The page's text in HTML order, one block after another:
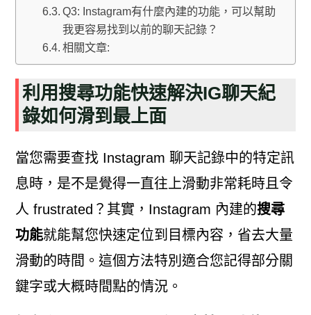
Q3: Instagram有什麼內建的功能，可以幫助
我更容易找到以前的聊天記錄？
相關文章:
利用搜尋功能快速解決IG聊天紀
錄如何滑到最上面
當您需要查找 Instagram 聊天記錄中的特定訊
息時，是不是覺得一直往上滑動非常耗時且令
人 frustrated？其實，Instagram 內建的搜尋
功能就能幫您快速定位到目標內容，省去大量
滑動的時間。這個方法特別適合您記得部分關
鍵字或大概時間點的情況。